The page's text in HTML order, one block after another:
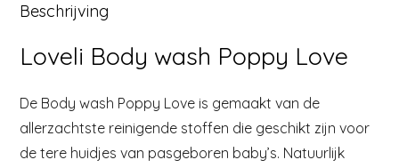
Beschrijving
Loveli Body wash Poppy Love
De Body wash Poppy Love is gemaakt van de
allerzachtste reinigende stoffen die geschikt zijn voor
de tere huidjes van pasgeboren baby’s. Natuurlijk